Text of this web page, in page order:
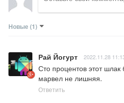
Новые (1)
Рай Йогурт 2022.11.28
Сто процентов этот шлак
марвел не лишняя.
Ответить